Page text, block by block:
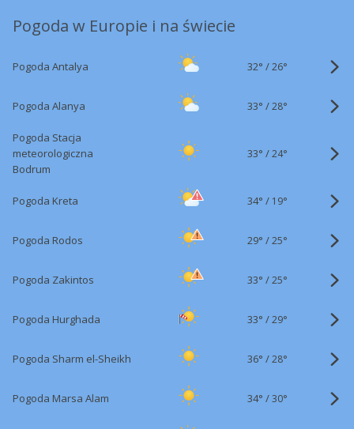
Pogoda w Europie i na świecie
Pogoda Antalya 32° /26°
Pogoda Alanya 33° /28°
Pogoda Stacja
meteorologiczna
Bodrum
33° /24°
Pogoda Kreta 34° / 19°
Pogoda Rodos 29° /25°
Pogoda Zakintos 33° /25°
Pogoda Hurghada 33° /29°
Pogoda Sharm el-Sheikh 36° /28°
Pogoda Marsa Alam 34° /30°